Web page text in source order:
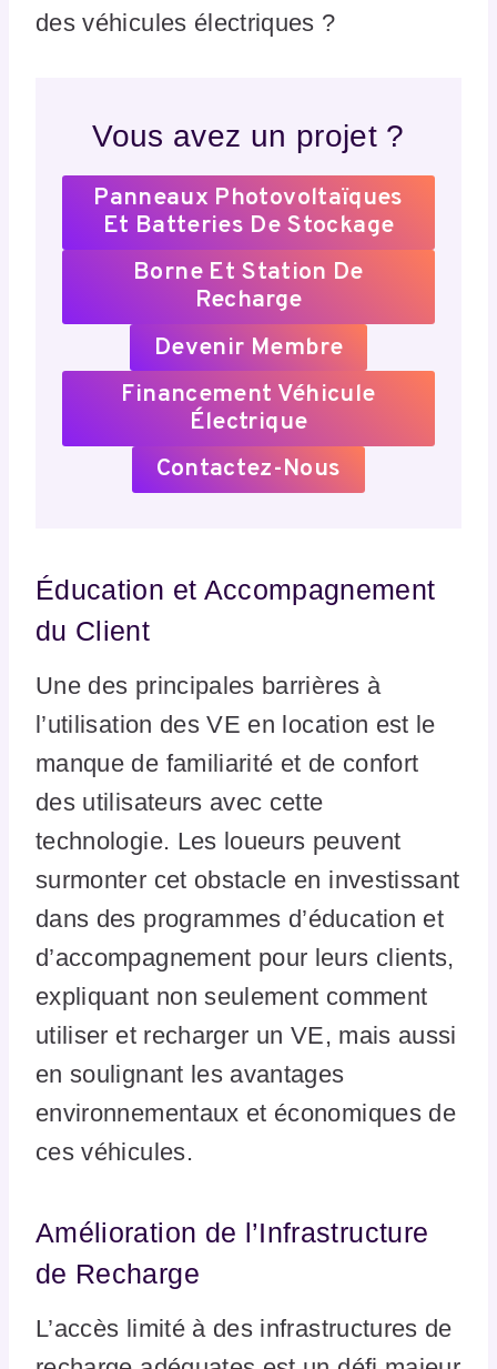
des véhicules électriques ?
Vous avez un projet ?
Panneaux Photovoltaïques
Et Batteries De Stockage
Borne Et Station De
Recharge
Devenir Membre
Financement Véhicule
Électrique
Contactez-Nous
Éducation et Accompagnement
du Client
Une des principales barrières à
l’utilisation des VE en location est le
manque de familiarité et de confort
des utilisateurs avec cette
technologie. Les loueurs peuvent
surmonter cet obstacle en investissant
dans des programmes d’éducation et
d’accompagnement pour leurs clients,
expliquant non seulement comment
utiliser et recharger un VE, mais aussi
en soulignant les avantages
environnementaux et économiques de
ces véhicules.
Amélioration de l’Infrastructure
de Recharge
L’accès limité à des infrastructures de